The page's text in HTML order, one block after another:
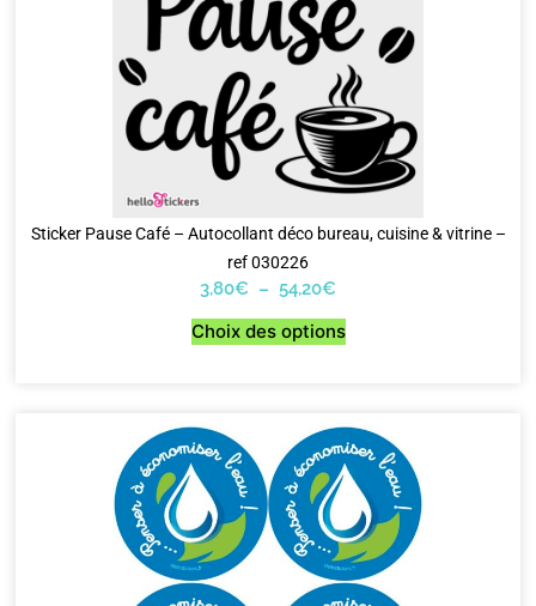
Sticker Pause Café – Autocollant déco bureau, cuisine & vitrine –
ref 030226
3,80€ – 54,20€
Choix des options